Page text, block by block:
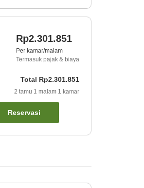
Rp2.301.851
Per kamar/malam
Termasuk pajak & biaya
Total Rp2.301.851
2 tamu 1 malam 1 kamar
Reservasi